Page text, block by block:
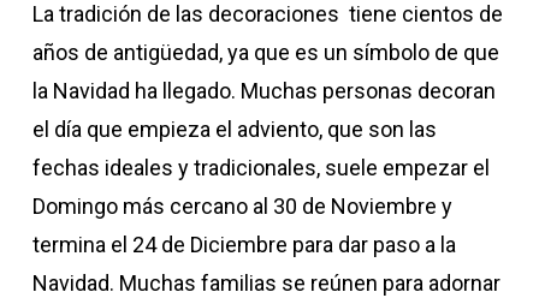
La tradición de las decoraciones tiene cientos de
años de antigüedad, ya que es un símbolo de que
la Navidad ha llegado. Muchas personas decoran
el día que empieza el adviento, que son las
fechas ideales y tradicionales, suele empezar el
Domingo más cercano al 30 de Noviembre y
termina el 24 de Diciembre para dar paso a la
Navidad. Muchas familias se reúnen para adornar